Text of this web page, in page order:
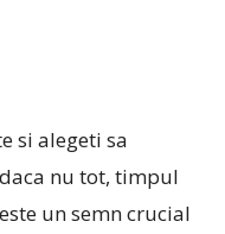
si alegeti sa
nu tot, timpul
un semn crucial